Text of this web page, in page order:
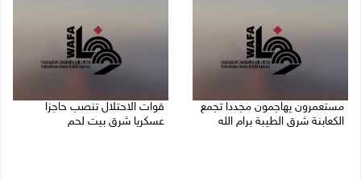
مستعمرون يهاجمون مجددا تجمع
الكعابنة شرق الطيبة برام الله
قوات الاحتلال تنصب حاجزا
عسكريا شرق بيت لحم